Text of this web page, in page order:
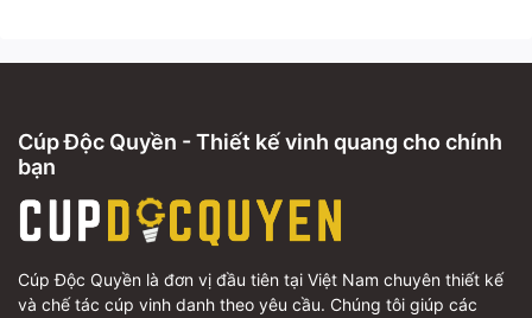
Cúp Độc Quyền - Thiết kế vinh quang cho chính
bạn
Cúp Độc Quyền là đơn vị đầu tiên tại Việt Nam chuyên thiết kế
và chế tác cúp vinh danh theo yêu cầu. Chúng tôi giúp các